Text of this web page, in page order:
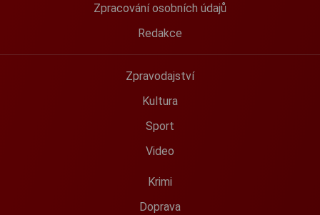
Zpracování osobních údajů
Redakce
Zpravodajství
Kultura
Sport
Video
Krimi
Doprava